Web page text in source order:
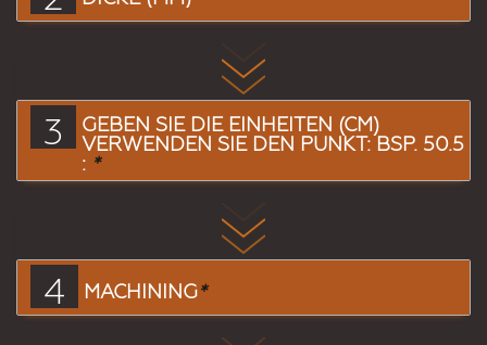
3
GEBEN SIE DIE EINHEITEN (CM)
VERWENDEN SIE DEN PUNKT: BSP. 50.5
: *
4 MACHINING*